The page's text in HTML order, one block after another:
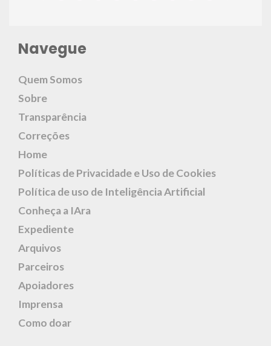
Navegue
Quem Somos
Sobre
Transparência
Correções
Home
Políticas de Privacidade e Uso de Cookies
Política de uso de Inteligência Artificial
Conheça a IAra
Expediente
Arquivos
Parceiros
Apoiadores
Imprensa
Como doar